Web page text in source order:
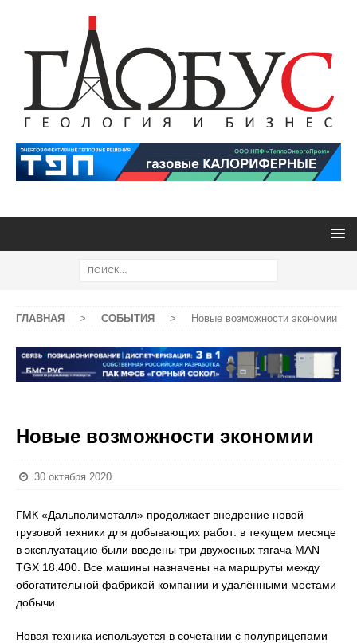
ГЛАВНАЯ > СОБЫТИЯ > Новые возможности экономии
Новые возможности экономии
30 октября 2020
ГМК «Дальполиметалл» продолжает внедрение новой
грузовой техники для добывающих работ: в текущем месяце
в эксплуатацию были введены три двухосных тягача MAN
TGX 18.400. Все машины назначены на маршруты между
обогатительной фабрикой компании и удалёнными местами
добычи.
Новая техника используется в сочетании с полуприцепами